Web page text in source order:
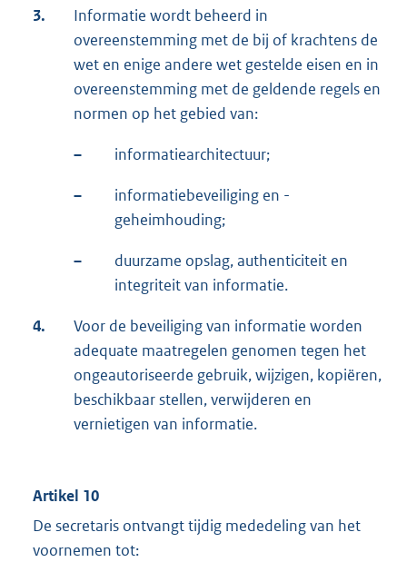
3.
Informatie wordt beheerd in
overeenstemming met de bij of krachtens de
wet en enige andere wet gestelde eisen en in
overeenstemming met de geldende regels en
normen op het gebied van:
– informatiearchitectuur;
–
informatiebeveiliging en -
geheimhouding;
–
duurzame opslag, authenticiteit en
integriteit van informatie.
4.
Voor de beveiliging van informatie worden
adequate maatregelen genomen tegen het
ongeautoriseerde gebruik, wijzigen, kopiëren,
beschikbaar stellen, verwijderen en
vernietigen van informatie.
Artikel 10
De secretaris ontvangt tijdig mededeling van het
voornemen tot: